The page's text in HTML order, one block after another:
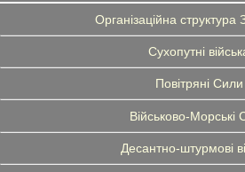
Організаційна структура
Сухопутні
Повітряні Сили
Військово-Морські
Десантно-штурмові